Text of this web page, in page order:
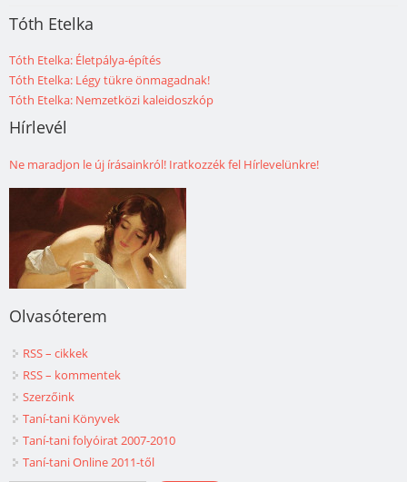
Tóth Etelka
Tóth Etelka: Életpálya-építés
Tóth Etelka: Légy tükre önmagadnak!
Tóth Etelka: Nemzetközi kaleidoszkóp
Hírlevél
Ne maradjon le új írásainkról! Iratkozzék fel Hírlevelünkre!
Olvasóterem
RSS – cikkek
RSS – kommentek
Szerzőink
Taní-tani Könyvek
Taní-tani folyóirat 2007-2010
Taní-tani Online 2011-től